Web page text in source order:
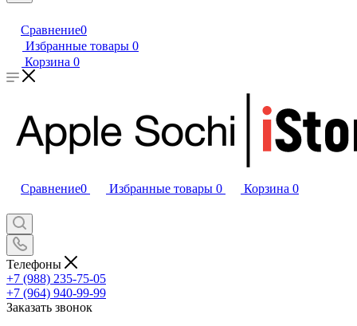
Сравнение0
Избранные товары 0
Корзина 0
Сравнение0 Избранные товары 0 Корзина 0
Телефоны
+7 (988) 235-75-05
+7 (964) 940-99-99
Заказать звонок